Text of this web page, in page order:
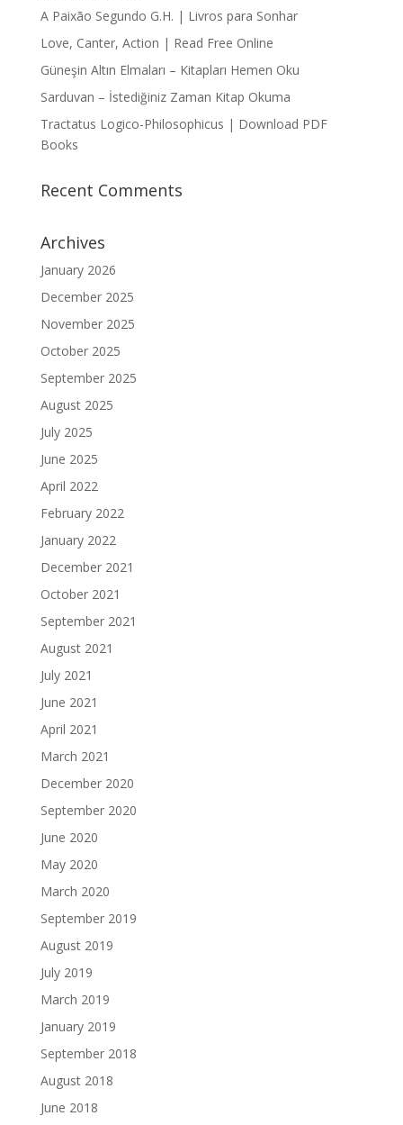
A Paixão Segundo G.H. | Livros para Sonhar
Love, Canter, Action | Read Free Online
Güneşin Altın Elmaları – Kitapları Hemen Oku
Sarduvan – İstediğiniz Zaman Kitap Okuma
Tractatus Logico-Philosophicus | Download PDF
Books
Recent Comments
Archives
January 2026
December 2025
November 2025
October 2025
September 2025
August 2025
July 2025
June 2025
April 2022
February 2022
January 2022
December 2021
October 2021
September 2021
August 2021
July 2021
June 2021
April 2021
March 2021
December 2020
September 2020
June 2020
May 2020
March 2020
September 2019
August 2019
July 2019
March 2019
January 2019
September 2018
August 2018
June 2018